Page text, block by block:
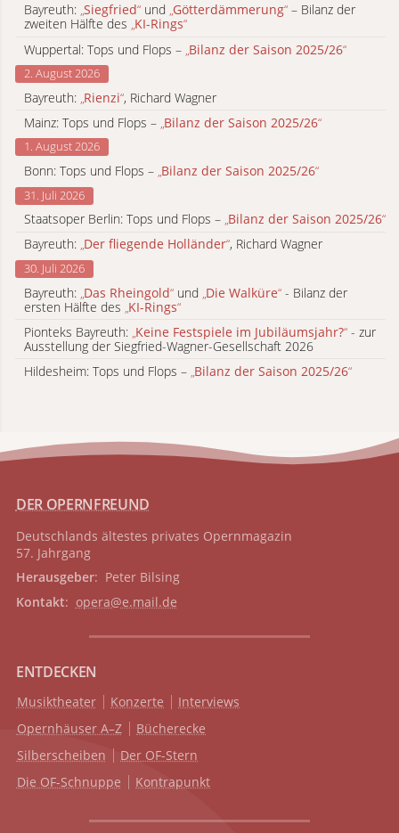
Bayreuth: „Siegfried“ und „Götterdämmerung“ – Bilanz der
zweiten Hälfte des „KI-Rings“
Wuppertal: Tops und Flops – Bilanz der Saison 2025/26“
2. August 2026
Bayreuth: Rienzi“, Richard Wagner
Mainz: Tops und Flops – „Bilanz der Saison 2025/26“
1. August 2026
Bonn: Tops und Flops – „Bilanz der Saison 2025/26“
31. Juli 2026
Staatsoper Berlin: Tops und Flops – „Bilanz der Saison 2025/26“
Bayreuth: „Der fliegende Holländer“, Richard Wagner
30. Juli 2026
Bayreuth: Das Rheingold“ und Die Walküre“ - Bilanz der
ersten Hälfte des KI-Rings“
Pionteks Bayreuth: „Keine Festspiele im Jubiläumsjahr?“ - zur
Ausstellung der Siegfried-Wagner-Gesellschaft 2026
Hildesheim: Tops und Flops – „Bilanz der Saison 2025/26“
DER OPERNFREUND
Deutschlands ältestes privates Opernmagazin
57. Jahrgang
Herausgeber: Peter Bilsing
Kontakt: opera@e.mail.de
ENTDECKEN
Musiktheater Konzerte
Interviews
Opernhäuser A–Z
Bücherecke
Silberscheiben
Der OF-Stern
Die OF-Schnuppe
Kontrapunkt